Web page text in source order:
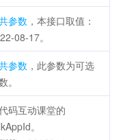
参数 ，本接口取值：
08-17。
参数 ，此参数为可选
。
码互动课堂的
。